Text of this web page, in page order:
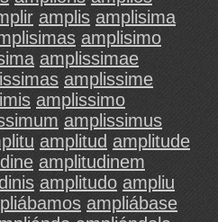
amplis amplisima
amplisimo
amplissimae
amplissime
amplissimo
amplissimus
amplitud amplitude
amplitudinem
amplitudo ampliu
ampliábase